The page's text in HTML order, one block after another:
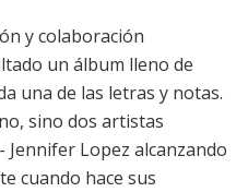
y colaboración
un álbum lleno de
una de las letras y notas.
sino dos artistas
Jennifer Lopez alcanzando
cuando hace sus